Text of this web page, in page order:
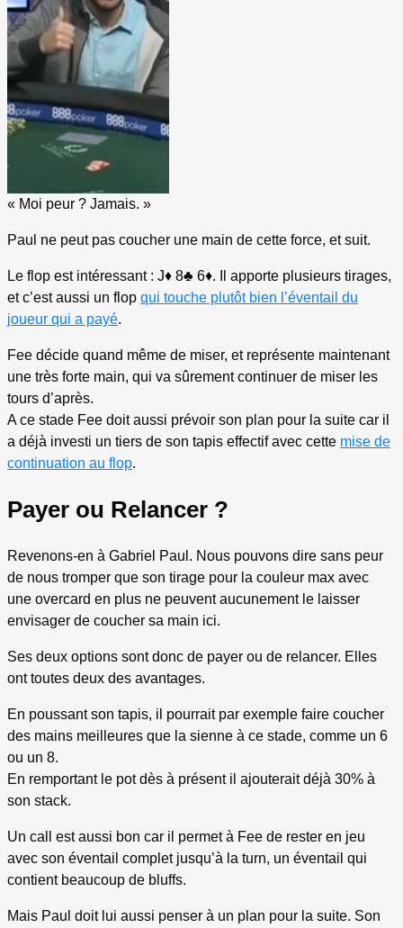
« Moi peur ? Jamais. »
Paul ne peut pas coucher une main de cette force, et suit.
Le flop est intéressant : J♦ 8♣ 6♦. Il apporte plusieurs tirages,
et c’est aussi un flop qui touche plutôt bien l’éventail du
joueur qui a payé.
Fee décide quand même de miser, et représente maintenant
une très forte main, qui va sûrement continuer de miser les
tours d’après.
A ce stade Fee doit aussi prévoir son plan pour la suite car il
a déjà investi un tiers de son tapis effectif avec cette mise de
continuation au flop.
Payer ou Relancer ?
Revenons-en à Gabriel Paul. Nous pouvons dire sans peur
de nous tromper que son tirage pour la couleur max avec
une overcard en plus ne peuvent aucunement le laisser
envisager de coucher sa main ici.
Ses deux options sont donc de payer ou de relancer. Elles
ont toutes deux des avantages.
En poussant son tapis, il pourrait par exemple faire coucher
des mains meilleures que la sienne à ce stade, comme un 6
ou un 8.
En remportant le pot dès à présent il ajouterait déjà 30% à
son stack.
Un call est aussi bon car il permet à Fee de rester en jeu
avec son éventail complet jusqu’à la turn, un éventail qui
contient beaucoup de bluffs.
Mais Paul doit lui aussi penser à un plan pour la suite. Son